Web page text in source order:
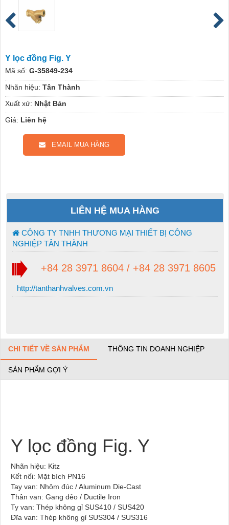
Y lọc đồng Fig. Y
Mã số: G-35849-234
Nhãn hiệu: Tân Thành
Xuất xứ: Nhật Bản
Giá: Liên hệ
EMAIL MUA HÀNG
LIÊN HỆ MUA HÀNG
CÔNG TY TNHH THƯƠNG MẠI THIẾT BỊ CÔNG
NGHIỆP TÂN THÀNH
+84 28 3971 8604 / +84 28 3971 8605
http://tanthanhvalves.com.vn
CHI TIẾT VỀ SẢN PHẨM THÔNG TIN DOANH NGHIỆP
SẢN PHẨM GỢI Ý
Y lọc đồng Fig. Y
Nhãn hiệu: Kitz
Kết nối: Mặt bích PN16
Tay van: Nhôm đúc / Aluminum Die-Cast
Thân van: Gang dẻo / Ductile Iron
Ty van: Thép không gỉ SUS410 / SUS420
Đĩa van: Thép không gỉ SUS304 / SUS316